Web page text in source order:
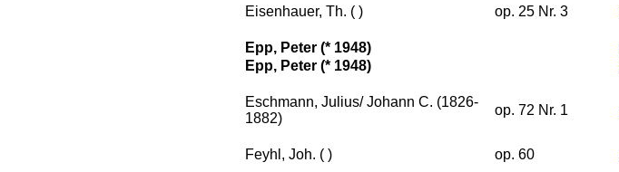
Eisenhauer, Th. ( ) op. 25 Nr. 3
Epp, Peter (* 1948)
Epp, Peter (* 1948)
Eschmann, Julius/ Johann C. (1826-
1882)
op. 72 Nr. 1
Feyhl, Joh. ( ) op. 60